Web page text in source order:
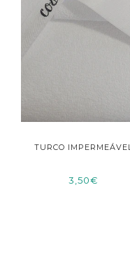
TURCO IMPERMEÁVEL
3,50€